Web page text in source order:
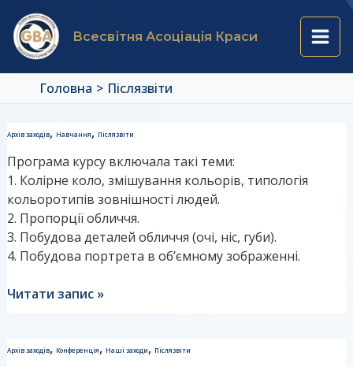
Перейти
до
вмісту
Всесвітня Асоціація Краси
Main
Головна Післязвіти
Архів заходів, Навчання, Післязвіти
Програма курсу включала такі теми:
1. Колірне коло, змішування кольорів, типологія
кольоротипів зовнішності людей.
2. Пропорції обличчя.
3. Побудова деталей обличчя (очі, ніс, губи).
4. Побудова портрета в об’ємному зображенні.
Звіт
курсу
“Художня
грамота”
Читати запис »
Архів заходів, Конференція, Наші заходи, Післязвіти
Звіт
Пагінація
записів